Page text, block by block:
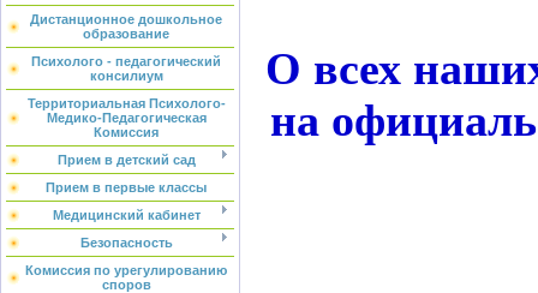
Дистанционное дошкольное
образование
Психолого - педагогический
консилиум
Территориальная Психолого-
Медико-Педагогическая
Комиссия
Прием в детский сад
Прием в первые классы
Медицинский кабинет
Безопасность
Комиссия по урегулированию
споров
О всех
на